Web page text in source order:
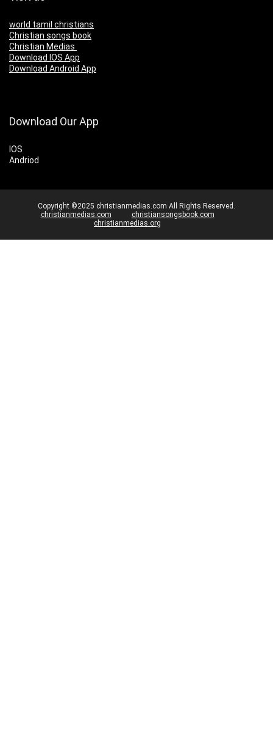
world tamil christians
Christian songs book
Christian Medias
Download IOS App
Download Android App
Download Our App
IOS
Andriod
Copyright ©2025 christianmedias.com All Rights Reserved.
christianmedias.com
christiansongsbook.com
christianmedias.org